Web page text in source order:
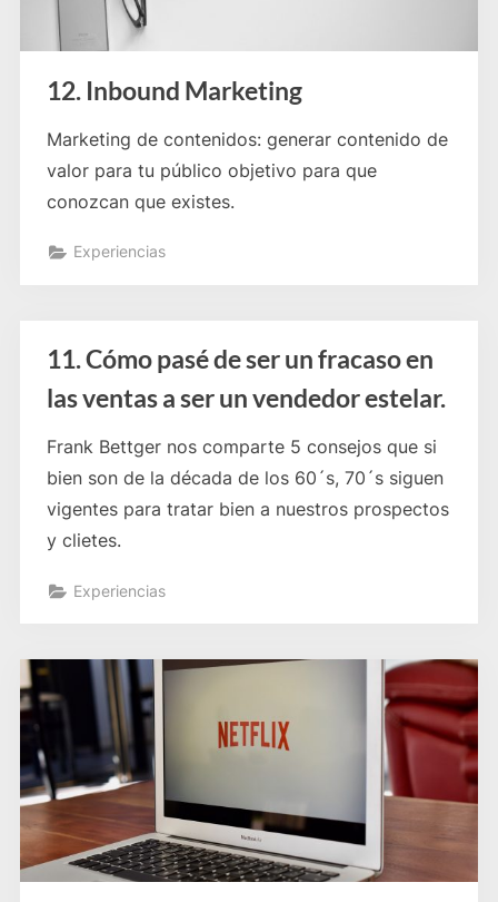
12. Inbound Marketing
Marketing de contenidos: generar contenido de
valor para tu público objetivo para que
conozcan que existes.
Experiencias
11. Cómo pasé de ser un fracaso en
las ventas a ser un vendedor estelar.
Frank Bettger nos comparte 5 consejos que si
bien son de la década de los 60´s, 70´s siguen
vigentes para tratar bien a nuestros prospectos
y clietes.
Experiencias